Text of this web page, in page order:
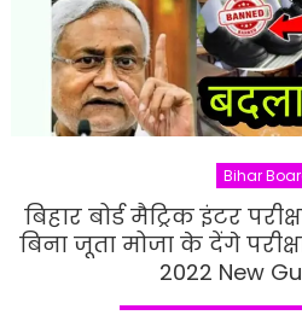
Bihar
बिहार बोर्ड मैट्रिक इंटर
बिना जूता मोजा के देंगे
2022 New